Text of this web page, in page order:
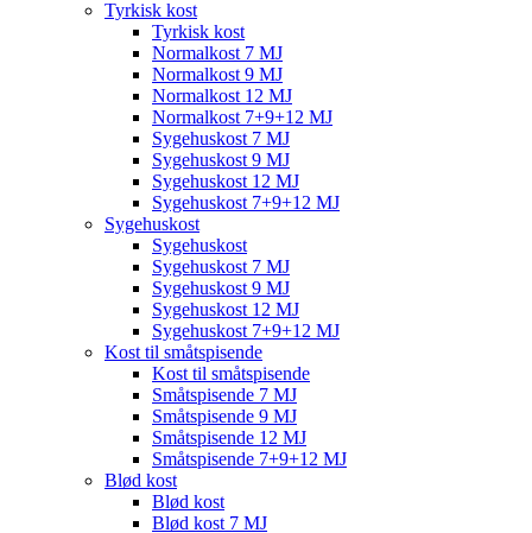
Tyrkisk kost
Tyrkisk kost
Normalkost 7 MJ
Normalkost 9 MJ
Normalkost 12 MJ
Normalkost 7+9+12 MJ
Sygehuskost 7 MJ
Sygehuskost 9 MJ
Sygehuskost 12 MJ
Sygehuskost 7+9+12 MJ
Sygehuskost
Sygehuskost
Sygehuskost 7 MJ
Sygehuskost 9 MJ
Sygehuskost 12 MJ
Sygehuskost 7+9+12 MJ
Kost til småtspisende
Kost til småtspisende
Småtspisende 7 MJ
Småtspisende 9 MJ
Småtspisende 12 MJ
Småtspisende 7+9+12 MJ
Blød kost
Blød kost
Blød kost 7 MJ